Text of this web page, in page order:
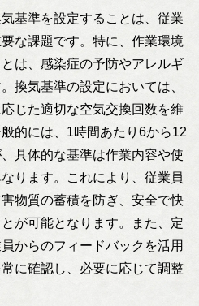
基準を設定することは、従業
な課題です。特に、作業環境
は、感染症の予防やアレルギ
換気基準の設定においては、
じた適切な空気交換回数を維
的には、1時間あたり6から12
具体的な基準は作業内容や使
ります。これにより、従業員
物質の蓄積を防ぎ、安全で快
が可能となります。また、定
からのフィードバックを活用
に確認し、必要に応じて調整